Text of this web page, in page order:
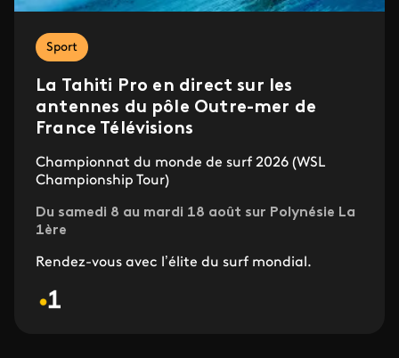
Sport
La Tahiti Pro en direct sur les
antennes du pôle Outre-mer de
France Télévisions
Championnat du monde de surf 2026 (WSL
Championship Tour)
Du samedi 8 au mardi 18 août sur Polynésie La
1ère
Rendez-vous avec l’élite du surf mondial.